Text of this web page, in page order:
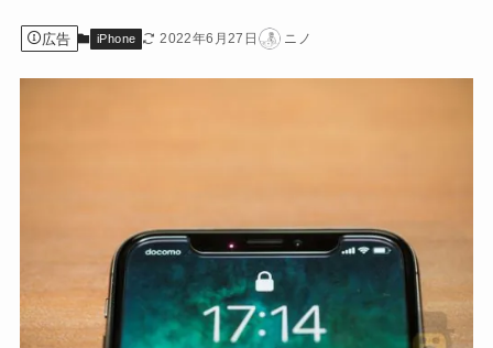
広告 iPhone 2022年6月27日 ニノ